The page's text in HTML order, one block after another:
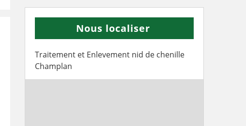
Nous localiser
Traitement et Enlevement nid de chenille
Champlan